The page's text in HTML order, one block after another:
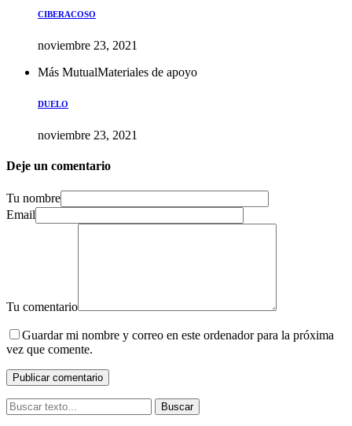
CIBERACOSO
noviembre 23, 2021
Más MutualMateriales de apoyo
DUELO
noviembre 23, 2021
Deje un comentario
Tu nombre
Email
Tu comentario
Guardar mi nombre y correo en este ordenador para la próxima
vez que comente.
Buscar